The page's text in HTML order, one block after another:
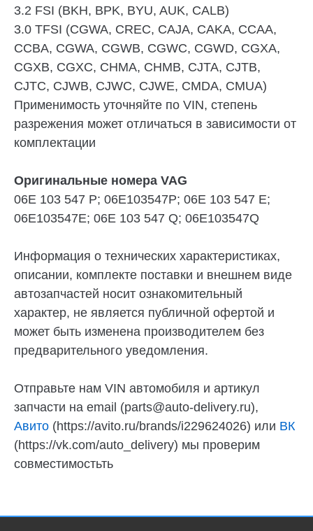
3.2 FSI (BKH, BPK, BYU, AUK, CALB)
3.0 TFSI (CGWA, CREC, CAJA, CAKA, CCAA,
CCBA, CGWA, CGWB, CGWC, CGWD, CGXA,
CGXB, CGXC, CHMA, CHMB, CJTA, CJTB,
CJTC, CJWB, CJWC, CJWE, CMDA, CMUA)
Применимость уточняйте по VIN, степень
разрежения может отличаться в зависимости от
комплектации
Оригинальные номера VAG
06E 103 547 P; 06E103547P; 06E 103 547 E;
06E103547E; 06E 103 547 Q; 06E103547Q
Информация о технических характеристиках,
описании, комплекте поставки и внешнем виде
автозапчастей носит ознакомительный
характер, не является публичной офертой и
может быть изменена производителем без
предварительного уведомления.
Отправьте нам VIN автомобиля и артикул
запчасти на email (parts@auto-delivery.ru),
Авито (https://avito.ru/brands/i229624026) или ВК
(https://vk.com/auto_delivery) мы проверим
совместимостьть